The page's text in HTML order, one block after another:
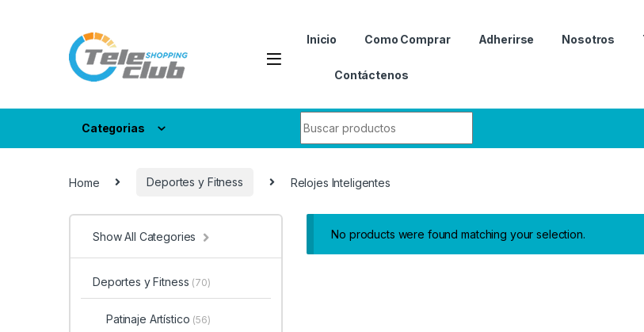
Inicio Como Comprar Adherirse Nosotros
Contáctenos
Categorias
Home Deportes y Fitness Relojes Inteligentes
No products were found matching your selection.
Show All Categories
Deportes y Fitness (70)
Patinaje Artístico (56)